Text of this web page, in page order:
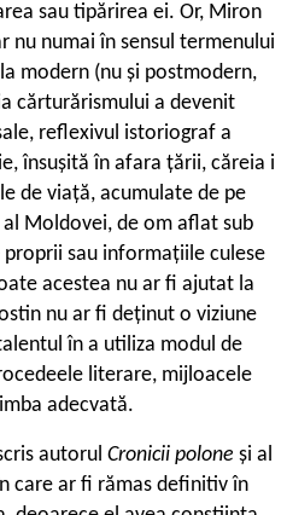
sau tipărirea ei. Or, Miron
nu numai în sensul termenului
modern (nu și postmodern,
cărturărismului a devenit
reflexivul istoriograf a
însușită în afara țării, căreia i
de viață, acumulate de pe
Moldovei, de om aflat sub
sau informațiile culese
acestea nu ar fi ajutat la
nu ar fi deținut o viziune
în a utiliza modul de
literare, mijloacele
adecvată.
autorul Cronicii polone și al
care ar fi rămas definitiv în